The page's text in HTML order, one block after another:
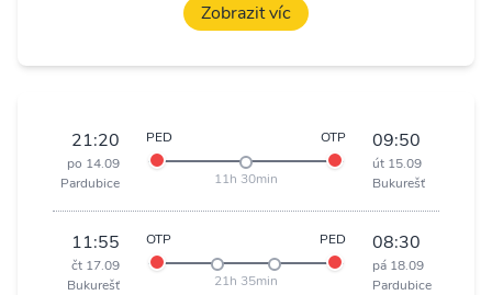
Zobrazit víc
21:20
po 14.09
Pardubice
PED OTP
11h 30min
09:50
út 15.09
Bukurešť
11:55
čt 17.09
Bukurešť
OTP PED
21h 35min
08:30
pá 18.09
Pardubice